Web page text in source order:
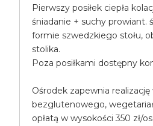
Pierwszy posiłek ciepła
śniadanie + suchy prowiant.
formie szwedzkiego stołu,
stolika.
Poza posiłkami dostępny
Ośrodek zapewnia
bezglutenowego,
opłatą w wysokości 350 zł/